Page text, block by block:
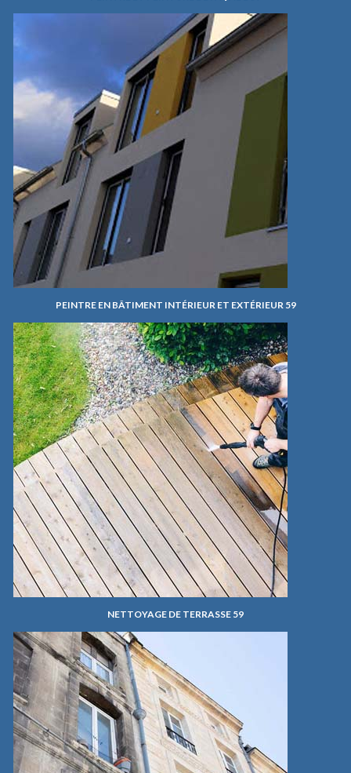
PEINTRE EN BÂTIMENT INTÉRIEUR ET EXTÉRIEUR 59
NETTOYAGE DE TERRASSE 59